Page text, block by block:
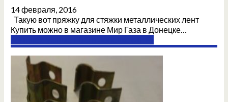
14 февраля, 2016
Такую вот пряжку для стяжки металлических лент
Купить можно в магазине Мир Газа в Донецке…